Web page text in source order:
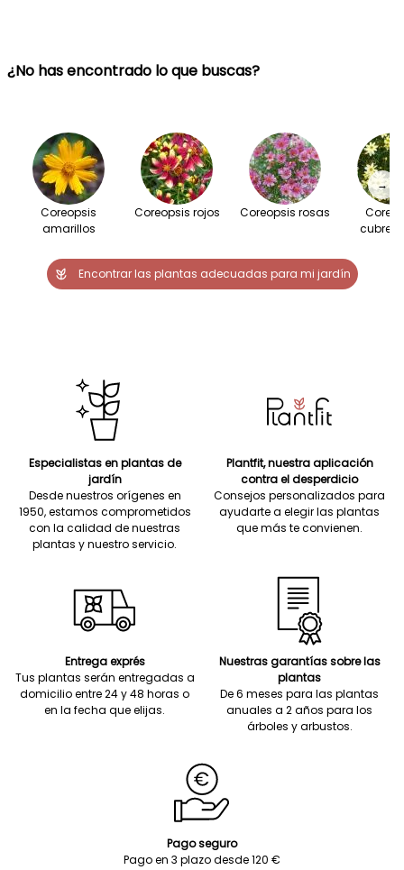
¿No has encontrado lo que buscas?
Coreopsis
amarillos
Coreopsis rojos Coreopsis rosas
→
Encontrar las plantas adecuadas para mi jardín
Especialistas en plantas de
jardín
Desde nuestros orígenes en
1950, estamos comprometidos
con la calidad de nuestras
plantas y nuestro servicio.
Plantfit, nuestra aplicación
contra el desperdicio
Consejos personalizados para
ayudarte a elegir las plantas
que más te convienen.
Entrega exprés
Tus plantas serán entregadas a
domicilio entre 24 y 48 horas o
en la fecha que elijas.
Nuestras garantías sobre las
plantas
De 6 meses para las plantas
anuales a 2 años para los
árboles y arbustos.
Pago seguro
Pago en 3 plazo desde 120 €